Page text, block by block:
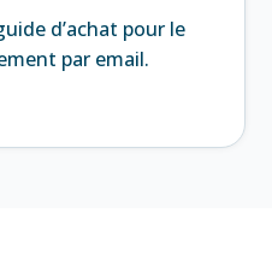
d’achat pour le
par email.